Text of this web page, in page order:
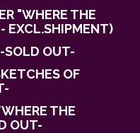
"WHERE THE
EXCL.SHIPMENT)
SOLD OUT-
OF
THE
OUT-